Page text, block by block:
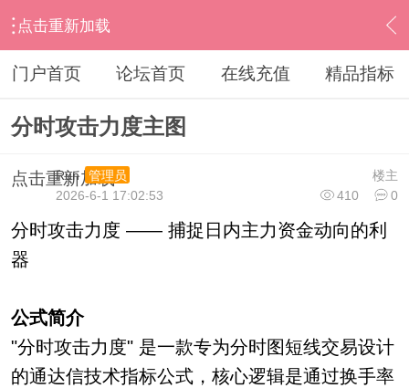
点击重新加载
› 通达信指标公式 › 分时指标公式 › 内容
门户首页 论坛首页 在线充值 精品指标
分时攻击力度主图
点击重新加载 楼主
Run
管理员
410
0
2026-6-1 17:02:53
分时攻击力度 —— 捕捉日内主力资金动向的利
器
公式简介
"分时攻击力度" 是一款专为分时图短线交易设计
的通达信技术指标公式，核心逻辑是通过换手率